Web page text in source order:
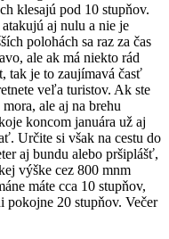
klesajú pod 10 stupňov.
aj nulu a nie je
polohách sa raz za čas
ale ak má niekto rád
tak je to zaujímavá časť
veľa turistov. Ak ste
ale aj na brehu
koncom januára už aj
Určite si však na cestu do
aj bundu alebo pršiplášť,
výške cez 800 mnm
máte cca 10 stupňov,
20 stupňov. Večer